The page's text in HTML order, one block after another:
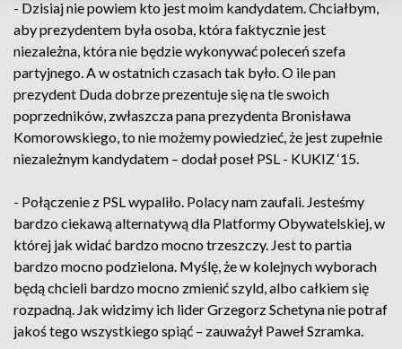
- Dzisiaj nie powiem kto jest moim kandydatem. Chciałbym,
aby prezydentem była osoba, która faktycznie jest
niezależna, która nie będzie wykonywać poleceń szefa
partyjnego. A w ostatnich czasach tak było. O ile pan
prezydent Duda dobrze prezentuje się na tle swoich
poprzedników, zwłaszcza pana prezydenta Bronisława
Komorowskiego, to nie możemy powiedzieć, że jest zupełnie
niezależnym kandydatem – dodał poseł PSL - KUKIZ ‘15.
- Połączenie z PSL wypaliło. Polacy nam zaufali. Jesteśmy
bardzo ciekawą alternatywą dla Platformy Obywatelskiej, w
której jak widać bardzo mocno trzeszczy. Jest to partia
bardzo mocno podzielona. Myślę, że w kolejnych wyborach
będą chcieli bardzo mocno zmienić szyld, albo całkiem się
rozpadną. Jak widzimy ich lider Grzegorz Schetyna nie potraf
jakoś tego wszystkiego spiąć – zauważył Paweł Szramka.